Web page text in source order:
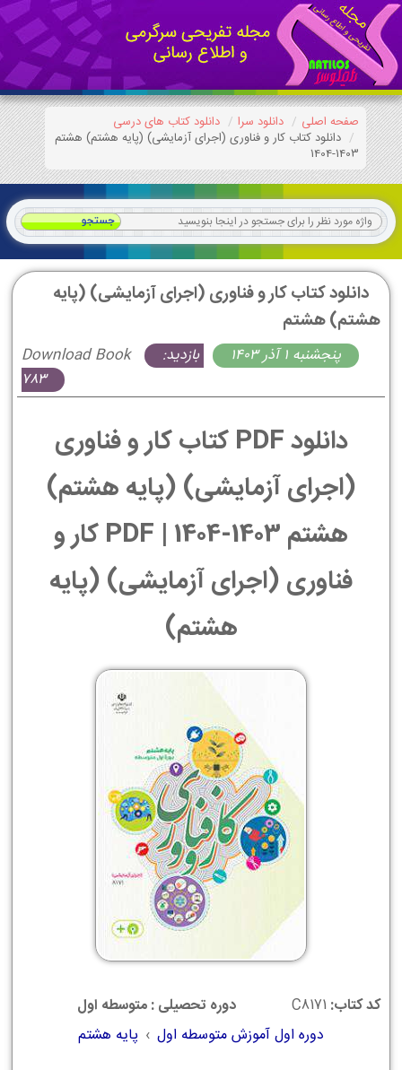
صفحه اصلی دانلود سرا
دانلود کتاب های درسی
دانلود کتاب کار و فناوری (اجرای آزمایشی) (پایه هشتم) هشتم
1403-1404
دانلود کتاب کار و فناوری (اجرای آزمایشی) (پایه
هشتم) هشتم
Download Book پنجشنبه 1 آذر 1403
بازدید:
783
دانلود PDF کتاب کار و فناوری
(اجرای آزمایشی) (پایه هشتم)
هشتم 1403-1404 | PDF کار و
فناوری (اجرای آزمایشی) (پایه
هشتم)
کد کتاب: C8171
دوره تحصیلی : متوسطه اول
دوره اول آموزش متوسطه اول › پایه هشتم